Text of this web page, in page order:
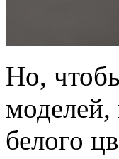
Но,
белого